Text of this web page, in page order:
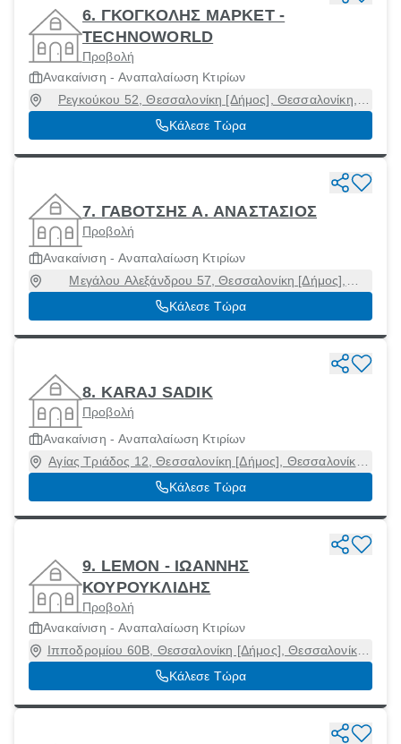
6. ΓΚΟΓΚΟΛΗΣ ΜΑΡΚΕΤ -
TECHNOWORLD
Προβολή
Ανακαίνιση - Αναπαλαίωση Κτιρίων
Ρεγκούκου 52, Θεσσαλονίκη [Δήμος], Θεσσαλονίκη,
54629
Κάλεσε Τώρα
7. ΓΑΒΟΤΣΗΣ Α. ΑΝΑΣΤΑΣΙΟΣ
Προβολή
Ανακαίνιση - Αναπαλαίωση Κτιρίων
Μεγάλου Αλεξάνδρου 57, Θεσσαλονίκη [Δήμος],
Θεσσαλονίκη, 54645
Κάλεσε Τώρα
8. KARAJ SADIK
Προβολή
Ανακαίνιση - Αναπαλαίωση Κτιρίων
Αγίας Τριάδος 12, Θεσσαλονίκη [Δήμος], Θεσσαλονίκη,
54640
Κάλεσε Τώρα
9. LEMON - ΙΩΑΝΝΗΣ
ΚΟΥΡΟΥΚΛΙΔΗΣ
Προβολή
Ανακαίνιση - Αναπαλαίωση Κτιρίων
Ιπποδρομίου 60Β, Θεσσαλονίκη [Δήμος], Θεσσαλονίκη,
54351
Κάλεσε Τώρα